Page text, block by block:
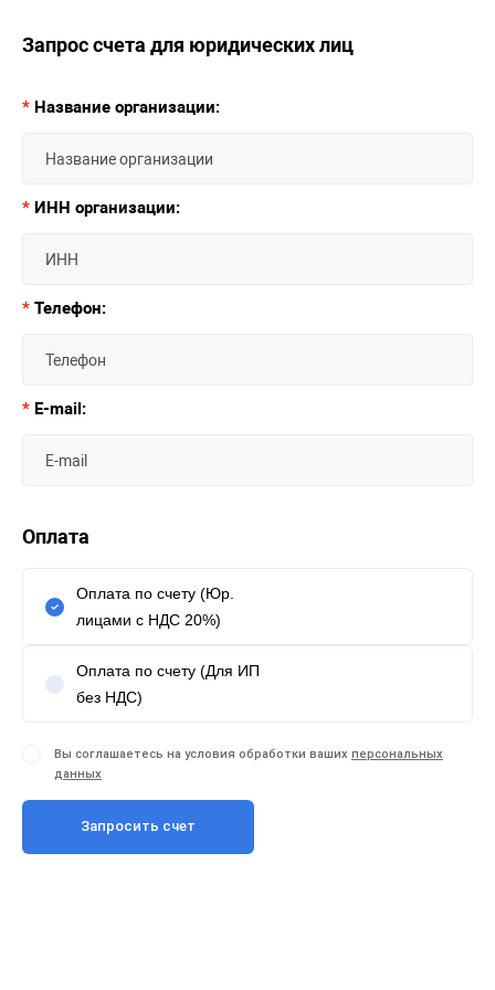
Запрос счета для юридических лиц
* Название организации:
* ИНН организации:
* Телефон:
* E-mail:
Оплата
Оплата по счету (Юр.
лицами с НДС 20%)
Оплата по счету (Для ИП
без НДС)
Вы соглашаетесь на условия обработки ваших персональных
данных